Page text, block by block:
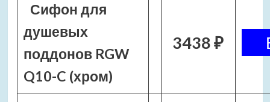
Сифон для
душевых
поддонов RGW
Q10-C (хром)
3438 ₽